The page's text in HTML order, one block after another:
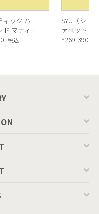
め、色ムラが生じます。
ィック ハー
ド マティエ
イニングテ
税込
SYU（シュ
ァベッド（
ル）190cm
¥269,390